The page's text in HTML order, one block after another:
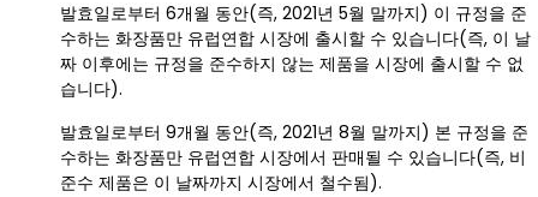
발효일로부터 6개월 동안(즉, 2021년 5월 말까지) 이 규정을 준
수하는 화장품만 유럽연합 시장에 출시할 수 있습니다(즉, 이 날
짜 이후에는 규정을 준수하지 않는 제품을 시장에 출시할 수 없
습니다).
발효일로부터 9개월 동안(즉, 2021년 8월 말까지) 본 규정을 준
수하는 화장품만 유럽연합 시장에서 판매될 수 있습니다(즉, 비
준수 제품은 이 날짜까지 시장에서 철수됨).